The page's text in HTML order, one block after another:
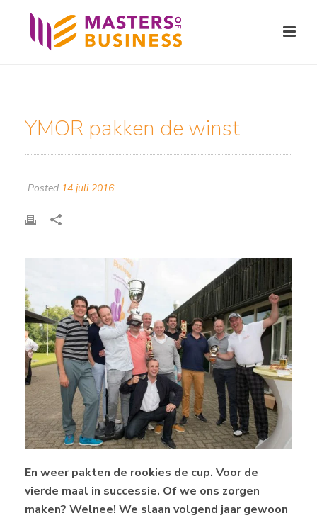
YMOR pakken de winst
Posted 14 juli 2016
En weer pakten de rookies de cup. Voor de
vierde maal in successie. Of we ons zorgen
maken? Welnee! We slaan volgend jaar gewoon